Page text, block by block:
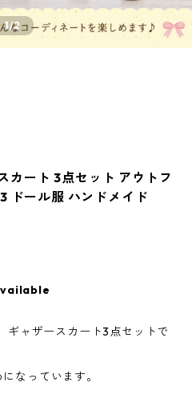
1/2
カート 3点セット アウトフ
ドール服 ハンドメイド
ギャザースカート3点セットで
なっています。